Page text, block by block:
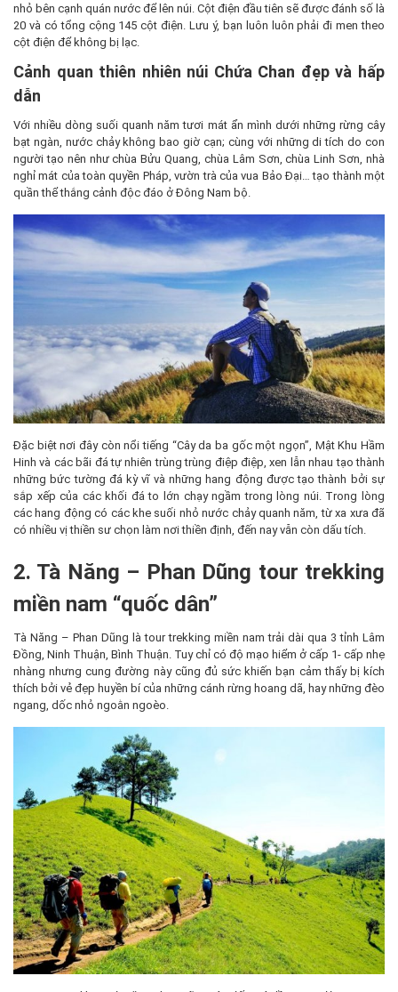
nhỏ bên cạnh quán nước để lên núi. Cột điện đầu tiên sẽ được đánh số là
20 và có tổng cộng 145 cột điện. Lưu ý, bạn luôn luôn phải đi men theo
cột điện để không bị lạc.
Cảnh quan thiên nhiên núi Chứa Chan đẹp và hấp
dẫn
Với nhiều dòng suối quanh năm tươi mát ẩn mình dưới những rừng cây
bạt ngàn, nước chảy không bao giờ cạn; cùng với những di tích do con
người tạo nên như chùa Bửu Quang, chùa Lâm Sơn, chùa Linh Sơn, nhà
nghỉ mát của toàn quyền Pháp, vườn trà của vua Bảo Đại… tạo thành một
quần thể thắng cảnh độc đáo ở Đông Nam bộ.
Đặc biệt nơi đây còn nổi tiếng “Cây da ba gốc một ngọn”, Mật Khu Hầm
Hinh và các bãi đá tự nhiên trùng trùng điệp điệp, xen lẫn nhau tạo thành
những bức tường đá kỳ vĩ và những hang động được tạo thành bởi sự
sắp xếp của các khối đá to lớn chạy ngầm trong lòng núi. Trong lòng
các hang động có các khe suối nhỏ nước chảy quanh năm, từ xa xưa đã
có nhiều vị thiền sư chọn làm nơi thiền định, đến nay vẫn còn dấu tích.
2. Tà Năng – Phan Dũng tour trekking
miền nam “quốc dân”
Tà Năng – Phan Dũng là tour trekking miền nam trải dài qua 3 tỉnh Lâm
Đồng, Ninh Thuận, Bình Thuận. Tuy chỉ có độ mạo hiểm ở cấp 1- cấp nhẹ
nhàng nhưng cung đường này cũng đủ sức khiến bạn cảm thấy bị kích
thích bởi vẻ đẹp huyền bí của những cánh rừng hoang dã, hay những đèo
ngang, dốc nhỏ ngoằn ngoèo.